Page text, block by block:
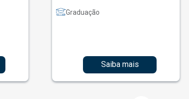
Graduação
Saiba mais